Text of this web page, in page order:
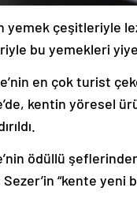
yemek çeşitleriyle
bu yemekleri
en çok turist
kentin yöresel
ödüllü
“kente yeni